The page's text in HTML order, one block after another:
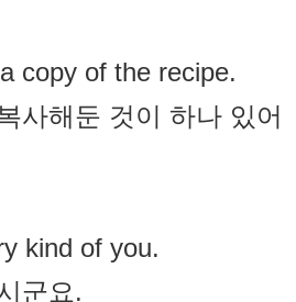
copy of the recipe.
사해둔 것이 하나 있어
kind of you.
군요.